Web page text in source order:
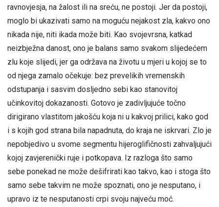
ravnovjesja, na žalost ili na sreću, ne postoji. Jer da postoji,
moglo bi ukazivati samo na moguću nejakost zla, kakvo ono
nikada nije, niti ikada može biti. Kao svojevrsna, katkad
neizbježna danost, ono je balans samo svakom slijedećem
zlu koje slijedi, jer ga održava na životu u mjeri u kojoj se to
od njega zamalo očekuje: bez prevelikih vremenskih
odstupanja i sasvim dosljedno sebi kao stanovitoj
učinkovitoj dokazanosti. Gotovo je zadivljujuće točno
dirigirano vlastitom jakošću koja ni u kakvoj prilici, kako god
i s kojih god strana bila napadnuta, do kraja ne iskrvari. Zlo je
nepobjedivo u svome segmentu hijeroglifičnosti zahvaljujući
kojoj zavjerenički ruje i potkopava. Iz razloga što samo
sebe ponekad ne može dešifrirati kao takvo, kao i stoga što
samo sebe takvim ne može spoznati, ono je nesputano, i
upravo iz te nesputanosti crpi svoju najveću moć.